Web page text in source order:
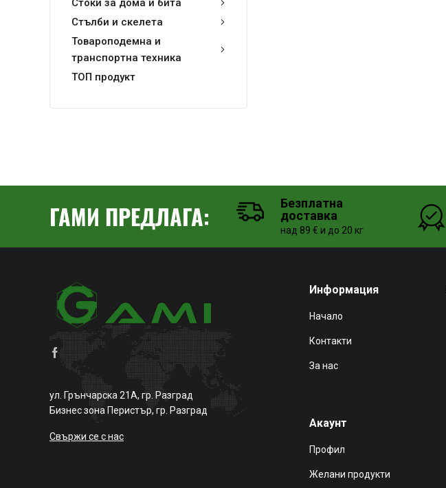
Стоки за дома и бита
Стълби и скелета
Товароподемна и
транспортна техника
ТОП продукт
ГАМИ ПРЕДЛАГА:
Безплатна
доставка
над 89 € и до 20 кг
ул. Грънчарска 21А, гр. Разград
Бизнес зона Перистър, гр. Разград
Свържи се с нас
Информация
Начало
Контакти
За нас
Акаунт
Профил
Желани продукти